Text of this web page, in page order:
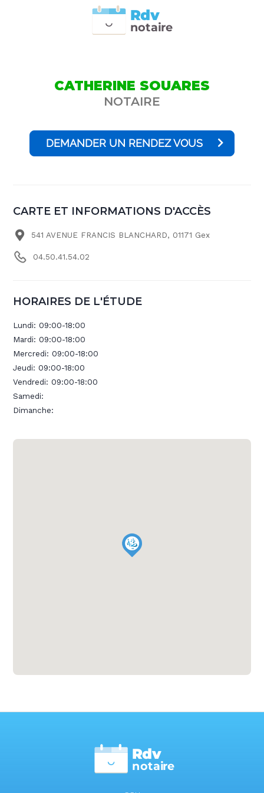
notaire
Rdv
CATHERINE SOUARES
NOTAIRE
DEMANDER UN RENDEZ VOUS
CARTE ET INFORMATIONS D'ACCÈS
541 AVENUE FRANCIS BLANCHARD, 01171 Gex
04.50.41.54.02
HORAIRES DE L'ÉTUDE
Lundi:09:00-18:00
Mardi:09:00-18:00
Mercredi:09:00-18:00
Jeudi:09:00-18:00
Vendredi:09:00-18:00
Samedi:
Dimanche:
notaire
Rdv